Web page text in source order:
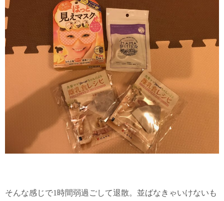
そんな感じで1時間弱過ごして退散。並ばなきゃいけないも